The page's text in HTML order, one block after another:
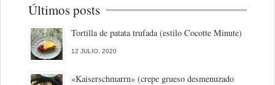
Últimos posts
Tortilla de patata trufada (estilo Cocotte Minute)
12 JULIO, 2020
«Kaiserschmarrn» (crepe grueso desmenuzado